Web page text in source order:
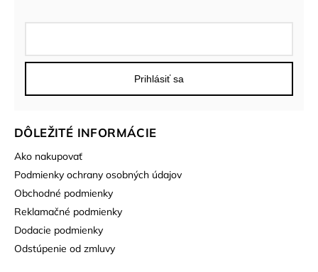
DÔLEŽITÉ INFORMÁCIE
Ako nakupovať
Podmienky ochrany osobných údajov
Obchodné podmienky
Reklamačné podmienky
Dodacie podmienky
Odstúpenie od zmluvy
Prihlásiť sa